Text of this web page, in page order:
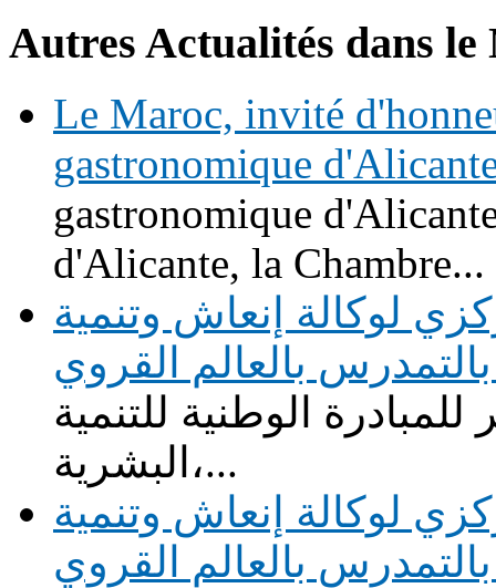
Autres Actualités dans le
Le Maroc, invité
gastronomique
gastronomique
d'Alicante, la Chambre...
لوكالة إنعاش وتنمية
بالعالم القروي
الوطنية للتنمية
البشرية،...
لوكالة إنعاش وتنمية
بالعالم القروي